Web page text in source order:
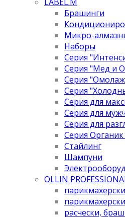
Брашинги
Микро-
Наборы
Серия
Серия "Мед и
Серия
Серия
Серия для
Серия для
Серия для
Серия
Стайлинг
Шампуни
OLLIN
расчески,